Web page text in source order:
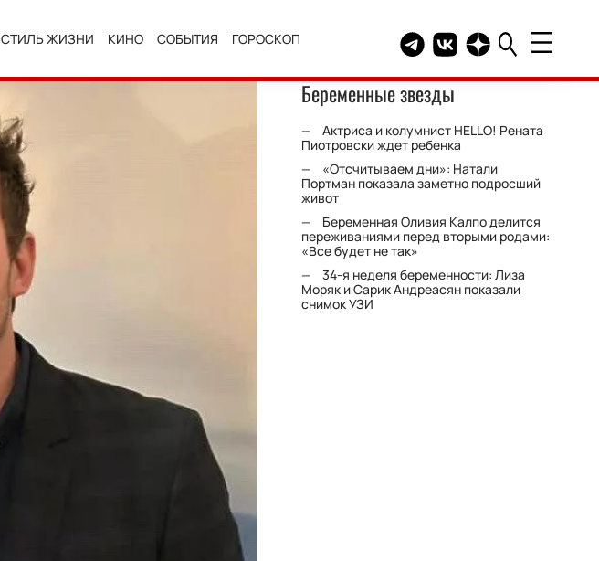
СТИЛЬ ЖИЗНИ КИНО СОБЫТИЯ ГОРОСКОП Telegram канал HELLO
Группа HELLO
Канал HELLO в
Беременные звезды
Актриса и колумнист HELLO! Рената
Пиотровски ждет ребенка
«Отсчитываем дни»: Натали
Портман показала заметно подросший
живот
Беременная Оливия Калпо делится
переживаниями перед вторыми родами:
«Все будет не так»
34-я неделя беременности: Лиза
Моряк и Сарик Андреасян показали
снимок УЗИ